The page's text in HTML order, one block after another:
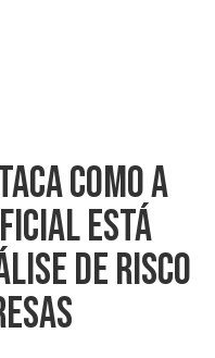
COMO A
ESTÁ
DE RISCO